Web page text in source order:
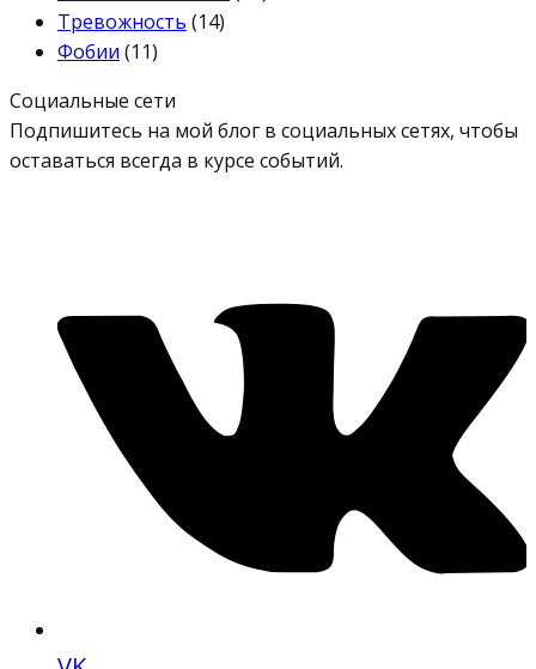
Тревожность (14)
Фобии (11)
Социальные сети
Подпишитесь на мой блог в социальных сетях, чтобы
оставаться всегда в курсе событий.